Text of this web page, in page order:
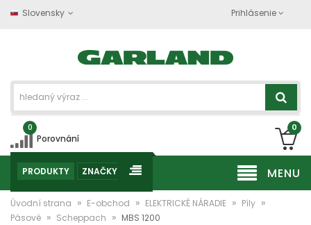
Slovensky Prihlásenie
0
Porovnání
0
MENU
PRODUKTY ZNAČKY
Úvodní strana » E-obchod » ELEKTRICKÉ NÁRADIE » Píly »
Pásové » Scheppach » MBS 1200